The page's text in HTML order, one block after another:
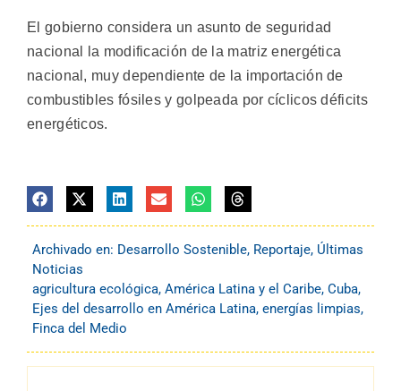
El gobierno considera un asunto de seguridad
nacional la modificación de la matriz energética
nacional, muy dependiente de la importación de
combustibles fósiles y golpeada por cíclicos déficits
energéticos.
Archivado en: Desarrollo Sostenible, Reportaje, Últimas
Noticias
agricultura ecológica, América Latina y el Caribe, Cuba,
Ejes del desarrollo en América Latina, energías limpias,
Finca del Medio